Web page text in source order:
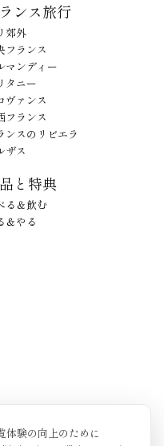
フランス旅行
郊外
フランス
マンディー
タニー
ヴァンス
フランス
ンスのリビエラ
ザス
製品と特典
る＆飲む
＆やる